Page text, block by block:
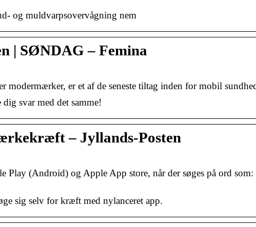
og muldvarpsovervågning nem
| SØNDAG – Femina
er et af de seneste tiltag inden for mobil
svar med det samme!
– Jyllands-Posten
Play (Android) og Apple App store, når der søges på ord
sig selv for kræft med nylanceret app.